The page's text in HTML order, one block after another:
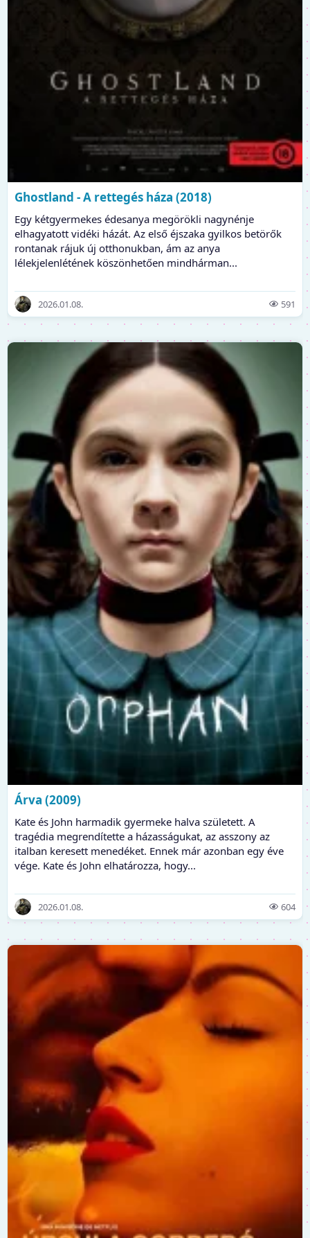
Ghostland - A rettegés háza (2018)
Egy kétgyermekes édesanya megörökli nagynénje
elhagyatott vidéki házát. Az első éjszaka gyilkos betörők
rontanak rájuk új otthonukban, ám az anya
lélekjelenlétének köszönhetően mindhárman...
2026.01.08. 591
Árva (2009)
Kate és John harmadik gyermeke halva született. A
tragédia megrendítette a házasságukat, az asszony az
italban keresett menedéket. Ennek már azonban egy éve
vége. Kate és John elhatározza, hogy...
2026.01.08. 604